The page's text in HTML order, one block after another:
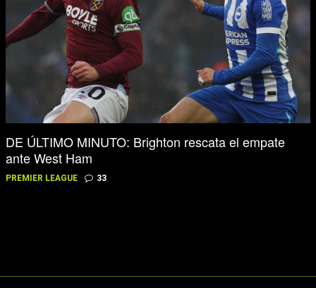
DE ÚLTIMO MINUTO: Brighton rescata el empate
ante West Ham
PREMIER LEAGUE 33